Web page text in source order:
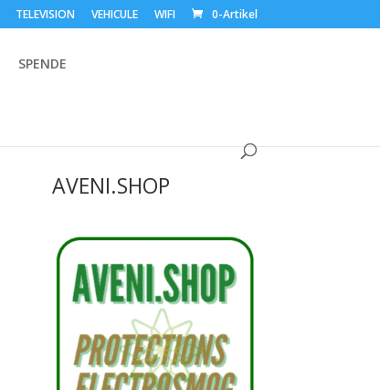
TELEVISION VEHICULE WIFI 0-Artikel
SPENDE
AVENI.SHOP